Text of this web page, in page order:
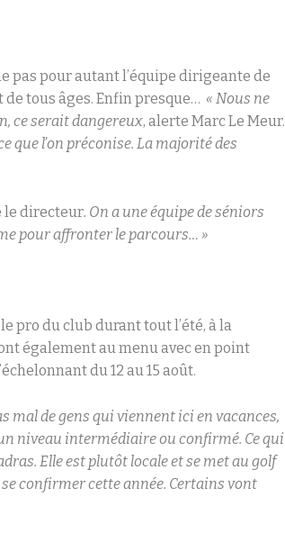
pas pour autant l’équipe dirigeante de
tous âges. Enfin presque… « Nous ne
ce serait dangereux, alerte Marc Le Meur.
que l’on préconise. La majorité des
le directeur. On a une équipe de séniors
pour affronter le parcours… »
pro du club durant tout l’été, à la
également au menu avec en point
du 12 au 15 août.
mal de gens qui viennent ici en vacances,
niveau intermédiaire ou confirmé. Ce qui
Elle est plutôt locale et se met au golf
confirmer cette année. Certains vont